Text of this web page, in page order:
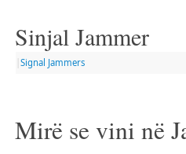
Sinjal Jammer
Signal Jammers
Mirë se vini në